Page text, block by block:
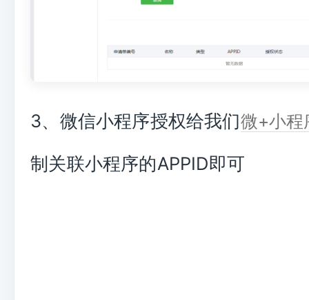
3、微信小程序授权给我们微+小程
制关联小程序的APPID即可